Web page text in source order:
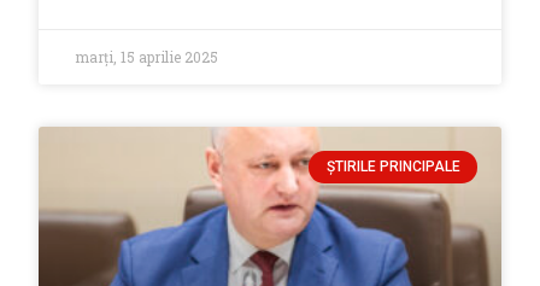
marți, 15 aprilie 2025
ȘTIRILE PRINCIPALE